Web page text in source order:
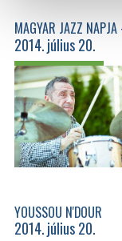
MAGYAR JAZZ NAPJA
KŐSZEGI 70'
2014. július 20.
YOUSSOU N'DOUR
2014. július 20.